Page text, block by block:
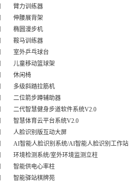
臂力训练器
伸腰展背架
椭圆漫步机
鞍马训练器
室外乒乓球台
儿童移动篮球架
休闲椅
多级斜踏拉筋机
二位箭步蹲辅助器
二代智慧健身步道软件系统V2.0
智慧体育云平台系统V2.0
人脸识别版互动大屏
AI智能人脸识别系统/AI智能人脸识别工作站
环境检测系统/室外环境监测立柱
智能供电心率柱
智能驿站棋牌苑